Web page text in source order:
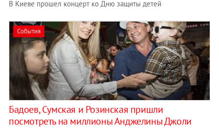
В Киеве прошел концерт ко Дню защиты детей
События
Бадоев, Сумская и Розинская пришли
посмотреть на миллионы Анджелины Джоли